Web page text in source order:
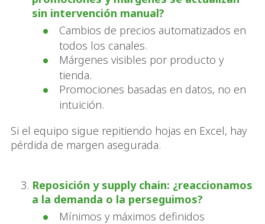
sin intervención manual?
Cambios de precios automatizados en
todos los canales.
Márgenes visibles por producto y
tienda.
Promociones basadas en datos, no en
intuición.
Si el equipo sigue repitiendo hojas en Excel, hay
pérdida de margen asegurada.
Reposición y supply chain: ¿reaccionamos
a la demanda o la perseguimos?
Mínimos y máximos definidos